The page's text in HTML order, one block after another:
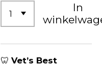
In
🦷 Vet’s Best